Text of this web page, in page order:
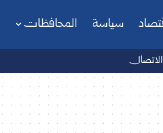
سياسة المحافظات
الاتصال